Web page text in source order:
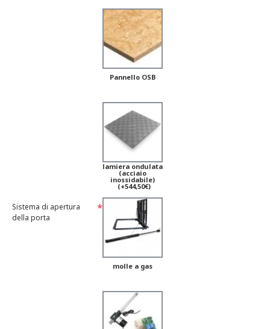
Pannello OSB
lamiera ondulata
(acciaio
inossidabile)
(+544,50€)
Sistema di apertura
della porta
molle a gas